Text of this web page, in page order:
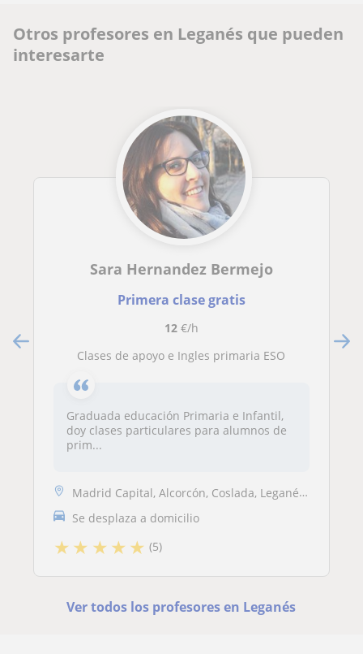
Otros profesores en Leganés que pueden
interesarte
Sara Hernandez Bermejo
Primera clase gratis
12€/h
Clases de apoyo e Ingles primaria ESO
Graduada educación Primaria e Infantil,
doy clases particulares para alumnos de
prim...
Madrid Capital, Alcorcón, Coslada, Leganés, Pozuelo de Alarcón
Se desplaza a domicilio
★★ ★★★ (5)
Ver todos los profesores en Leganés